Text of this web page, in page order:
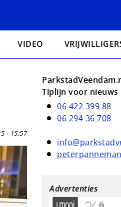
VIDEO
- 15:57
Tiplijn voor nieuws
06 422 399 88
06 294 36 708
Advertenties